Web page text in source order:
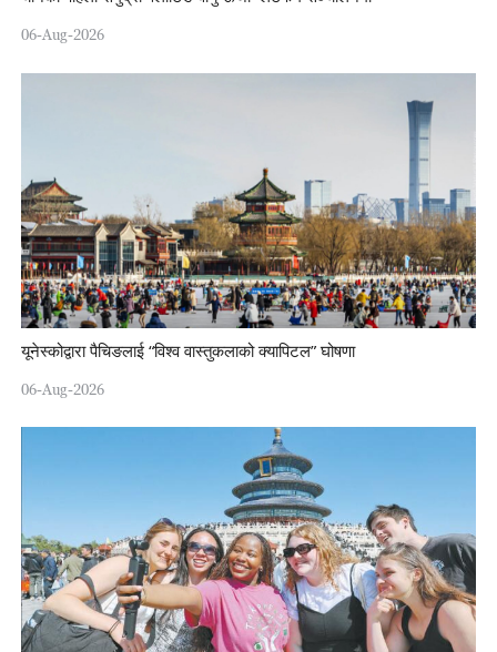
06-Aug-2026
यूनेस्कोद्वारा पैचिङलाई “विश्व वास्तुकलाको क्यापिटल” घोषणा
06-Aug-2026